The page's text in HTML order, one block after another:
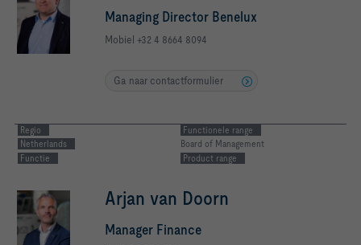
Managing Director Benelux
Mobiel +32 4 8664 8094
Ga naar contactformulier
Regio
Netherlands
Functionele range
Board of Management
Functie
Product range
Arjan van Doorn
Manager Finance